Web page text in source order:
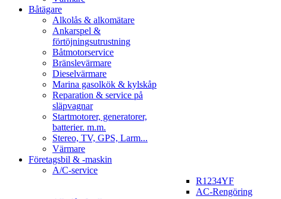
Båtägare
Alkolås & alkomätare
Ankarspel &
förtöjningsutrustning
Båtmotorservice
Bränslevärmare
Dieselvärmare
Marina gasolkök & kylskåp
Reparation & service på
släpvagnar
Startmotorer, generatorer,
batterier. m.m.
Stereo, TV, GPS, Larm...
Värmare
Företagsbil & -maskin
A/C-service
R1234YF
AC-Rengöring